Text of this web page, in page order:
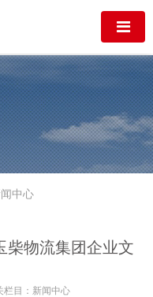
中心
柴物流集团企业文
栏目：新闻中心